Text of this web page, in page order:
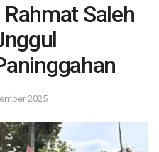
Saleh
2025